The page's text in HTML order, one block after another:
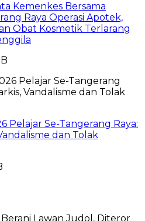
Kemenkes Bersama
Raya Operasi Apotek,
Obat Kosmetik Terlarang
Pelajar Se-Tangerang Raya:
dan Tolak